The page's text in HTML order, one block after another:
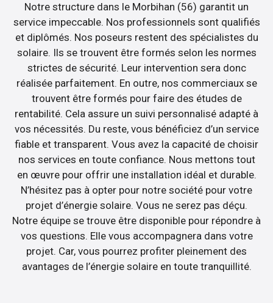
Notre structure dans le Morbihan (56) garantit un
service impeccable. Nos professionnels sont qualifiés
et diplômés. Nos poseurs restent des spécialistes du
solaire. Ils se trouvent être formés selon les normes
strictes de sécurité. Leur intervention sera donc
réalisée parfaitement. En outre, nos commerciaux se
trouvent être formés pour faire des études de
rentabilité. Cela assure un suivi personnalisé adapté à
vos nécessités. Du reste, vous bénéficiez d’un service
fiable et transparent. Vous avez la capacité de choisir
nos services en toute confiance. Nous mettons tout
en œuvre pour offrir une installation idéal et durable.
N’hésitez pas à opter pour notre société pour votre
projet d’énergie solaire. Vous ne serez pas déçu.
Notre équipe se trouve être disponible pour répondre à
vos questions. Elle vous accompagnera dans votre
projet. Car, vous pourrez profiter pleinement des
avantages de l’énergie solaire en toute tranquillité.